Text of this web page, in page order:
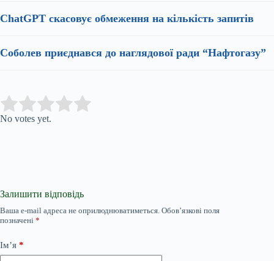
ChatGPT скасовує обмеження на кількість запитів
Соболев приєднався до наглядової ради “Нафтогазу”
Rate this item:
No votes yet.
Залишити відповідь
Ваша e-mail адреса не оприлюднюватиметься. Обов’язкові поля
позначені *
Ім’я *